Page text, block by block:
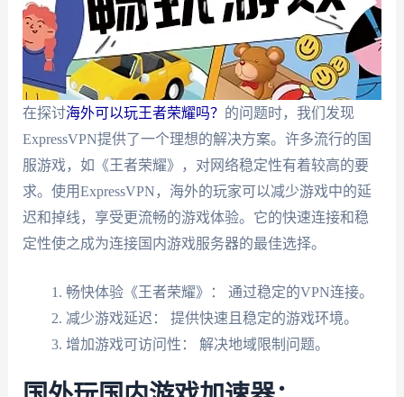
在探讨海外可以玩王者荣耀吗？ 的问题时，我们发现
ExpressVPN提供了一个理想的解决方案。许多流行的国
服游戏，如《王者荣耀》，对网络稳定性有着较高的要
求。使用ExpressVPN，海外的玩家可以减少游戏中的延
迟和掉线，享受更流畅的游戏体验。它的快速连接和稳
定性使之成为连接国内游戏服务器的最佳选择。
畅快体验《王者荣耀》： 通过稳定的VPN连接。
减少游戏延迟： 提供快速且稳定的游戏环境。
增加游戏可访问性： 解决地域限制问题。